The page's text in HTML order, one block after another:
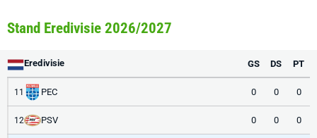
Stand Eredivisie 2026/2027
Eredivisie GS DS PT
11 PEC 0 0 0
12 PSV 0 0 0